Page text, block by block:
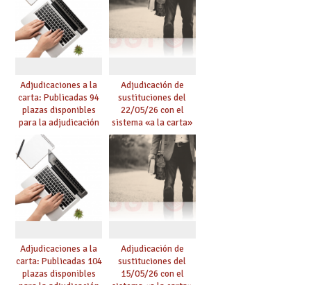
Adjudicaciones a la
carta: Publicadas 94
plazas disponibles
para la adjudicación
de mañana y abierto
plazo de solicitudes
Adjudicación de
sustituciones del
22/05/26 con el
sistema «a la carta»
conseguido con el
Acuerdo de Mejoras
Adjudicaciones a la
carta: Publicadas 104
plazas disponibles
Adjudicación de
sustituciones del
15/05/26 con el